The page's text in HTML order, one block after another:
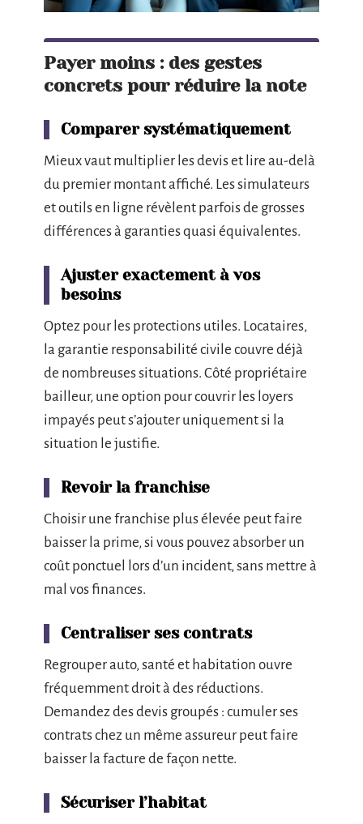
Payer moins : des gestes
concrets pour réduire la note
Comparer systématiquement
Mieux vaut multiplier les devis et lire au-delà
du premier montant affiché. Les simulateurs
et outils en ligne révèlent parfois de grosses
différences à garanties quasi équivalentes.
Ajuster exactement à vos
besoins
Optez pour les protections utiles. Locataires,
la garantie responsabilité civile couvre déjà
de nombreuses situations. Côté propriétaire
bailleur, une option pour couvrir les loyers
impayés peut s’ajouter uniquement si la
situation le justifie.
Revoir la franchise
Choisir une franchise plus élevée peut faire
baisser la prime, si vous pouvez absorber un
coût ponctuel lors d’un incident, sans mettre à
mal vos finances.
Centraliser ses contrats
Regrouper auto, santé et habitation ouvre
fréquemment droit à des réductions.
Demandez des devis groupés : cumuler ses
contrats chez un même assureur peut faire
baisser la facture de façon nette.
Sécuriser l’habitat